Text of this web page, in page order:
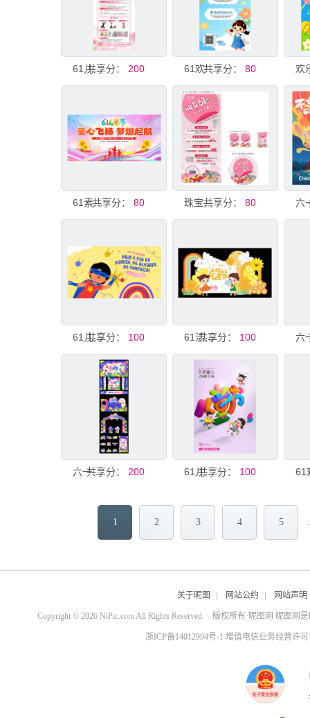
61儿童节活动展架
共享分： 200 61欢乐儿童节活动海报
共享分： 80
61素材儿童节展板活动展板
共享分： 80 珠宝活动展架地贴61儿童节
共享分： 80
61儿童节活动
共享分： 100 61活动布置 儿童节
共享分： 100
六一儿童节
共享分： 200 61儿童节快乐活动
共享分： 100
1 2 3 4 5
关于昵图 | 网站公约 | 网站声明
Copyright © 2026 NiPic.com All Rights Reserved 版权所有·昵图网 昵图网
浙ICP备14012994号-1 增值电信业务经营许